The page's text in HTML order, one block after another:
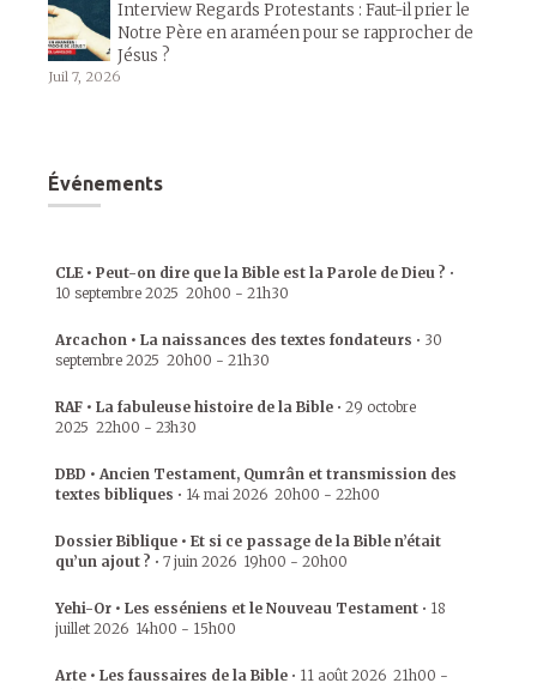
Interview Regards Protestants : Faut-il prier le
Notre Père en araméen pour se rapprocher de
Jésus ?
Juil 7, 2026
Événements
CLE • Peut-on dire que la Bible est la Parole de Dieu ? •
10 septembre 2025 20h00 - 21h30
Arcachon • La naissances des textes fondateurs • 30
septembre 2025 20h00 - 21h30
RAF • La fabuleuse histoire de la Bible • 29 octobre
2025 22h00 - 23h30
DBD • Ancien Testament, Qumrân et transmission des
textes bibliques • 14 mai 2026 20h00 - 22h00
Dossier Biblique • Et si ce passage de la Bible n’était
qu’un ajout ? • 7 juin 2026 19h00 - 20h00
Yehi-Or • Les esséniens et le Nouveau Testament • 18
juillet 2026 14h00 - 15h00
Arte • Les faussaires de la Bible • 11 août 2026 21h00 -